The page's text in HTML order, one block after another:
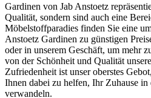
Gardinen von Jab Anstoetz
Qualität, sondern sind auch eine
Möbelstoffparadies finden Sie eine
Anstoetz Gardinen zu günstigen
oder in unserem Geschäft, um mehr
von der Schönheit und Qualität
Zufriedenheit ist unser oberstes
Ihnen dabei zu helfen, Ihr Zuhause in
verwandeln.